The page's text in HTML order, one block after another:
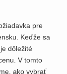
pre
Keďže sa
dôležité
V tomto
ako vybrať